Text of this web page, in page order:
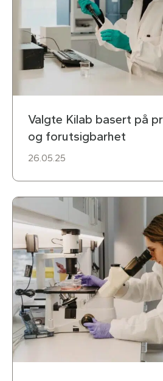
Valgte Kilab basert på
og forutsigbarhet
26.05.25